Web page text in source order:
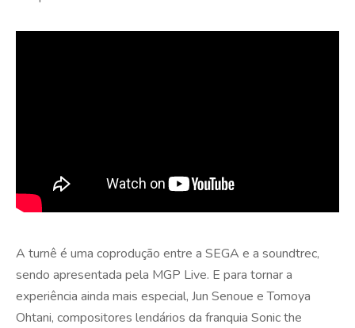
A turnê é uma coprodução entre a SEGA e a soundtrec,
sendo apresentada pela MGP Live. E para tornar a
experiência ainda mais especial, Jun Senoue e Tomoya
Ohtani, compositores lendários da franquia Sonic the